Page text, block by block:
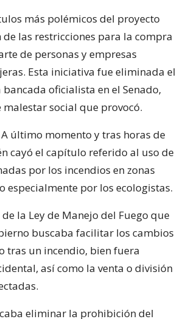
más polémicos del proyecto
las restricciones para la compra
de personas y empresas
Esta iniciativa fue eliminada el
oficialista en el Senado,
social que provocó.
último momento y tras horas de
cayó el capítulo referido al uso de
por los incendios en zonas
especialmente por los ecologistas.
la Ley de Manejo del Fuego que
buscaba facilitar los cambios
tras un incendio, bien fuera
así como la venta o división
eliminar la prohibición del